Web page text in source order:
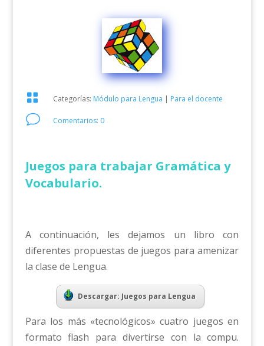
 Categorías: Módulo para Lengua | Para el docente
v Comentarios: 0
Juegos para trabajar Gramática y
Vocabulario.
A continuación, les dejamos un libro con
diferentes propuestas de juegos para amenizar
la clase de Lengua.
Descargar: Juegos para Lengua
Para los más «tecnológicos» cuatro juegos en
formato flash para divertirse con la compu.